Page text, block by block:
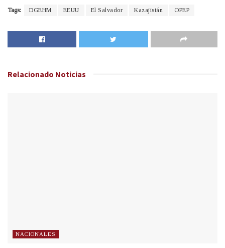
Tags: DGEHM EEUU El Salvador Kazajistán OPEP
Relacionado Noticias
NACIONALES